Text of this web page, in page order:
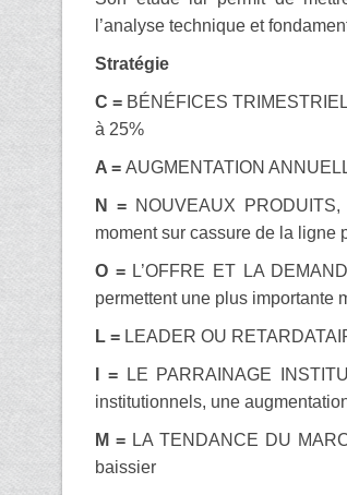
l’analyse technique et
Stratégie
C = BÉNÉFICES
à 25%
A = AUGMENTATION
N = NOUVEAUX
moment sur cassure de la ligne
O =L’OFFRE ET LA
permettent une plus importante
L = LEADER OU
I =
LE PARRAINAGE
institutionnels, une
M = LA TENDANCE DU
baissier